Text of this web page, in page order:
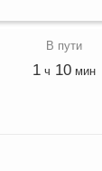
1 ч 10 мин